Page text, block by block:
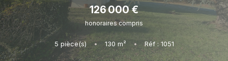
DEVENIR MANDATAIRE
ESPACE MANDATAIRE
126 000 €
honoraires compris
5 pièce(s) • 130 m² • Réf : 1051